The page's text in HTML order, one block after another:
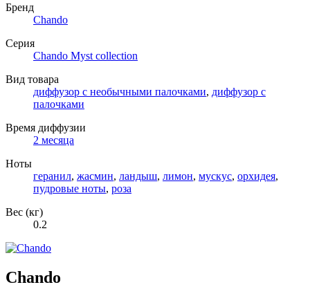
Бренд
Chando
Серия
Chando Myst collection
Вид товара
диффузор с необычными палочками, диффузор с
палочками
Время диффузии
2 месяца
Ноты
геранил, жасмин, ландыш, лимон, мускус, орхидея,
пудровые ноты, роза
Вес (кг)
0.2
Chando